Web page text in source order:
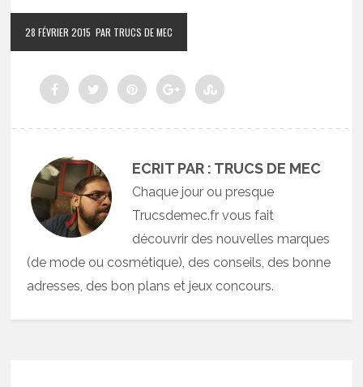
28 FÉVRIER 2015 PAR TRUCS DE MEC
ECRIT PAR : TRUCS DE MEC
Chaque jour ou presque
Trucsdemec.fr vous fait
découvrir des nouvelles marques
(de mode ou cosmétique), des conseils, des bonne
adresses, des bon plans et jeux concours.